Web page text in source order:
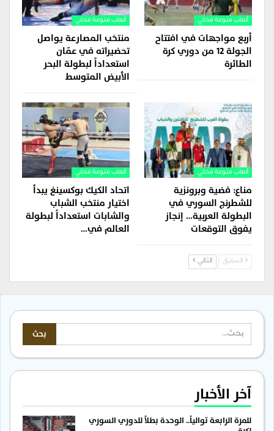
ألعاب منوعة محلي
أربع مواجهات في افتتاح
الجولة 12 من دوري كرة
الطائرة
ألعاب منوعة محلي
منتخب المصارعة يواصل
تحضيراته في عمّان
استعداداً لبطولة البحر
الأبيض المتوسط
ألعاب منوعة محلي
مناع: فضية وبرونزية
للشطرنج السوري في
البطولة العربية… إنجاز
يفوق التوقعات
ألعاب منوعة محلي
اتحاد الكيك بوكسينغ يبدأ
اختيار منتخب الشباب
والشابات استعداداً لبطولة
العالم في…
السابق التالي
آخر الأخبار
للمرة الرابعة توالياً.. الوحدة بطلاً للدوري السوري